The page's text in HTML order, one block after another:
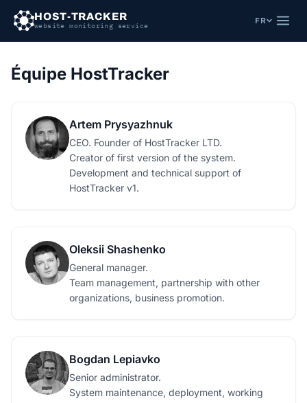
HOST-TRACKER
website monitoring service
FR
Équipe HostTracker
Artem Prysyazhnuk
CEO. Founder of HostTracker LTD.
Creator of first version of the system.
Development and technical support of
HostTracker v1.
Oleksii Shashenko
General manager.
Team management, partnership with other
organizations, business promotion.
Bogdan Lepiavko
Senior administrator.
System maintenance, deployment, working